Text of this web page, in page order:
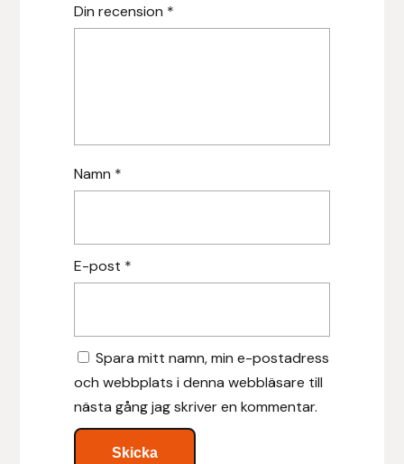
Din recension *
Namn *
E-post *
Spara mitt namn, min e-postadress
och webbplats i denna webbläsare till
nästa gång jag skriver en kommentar.